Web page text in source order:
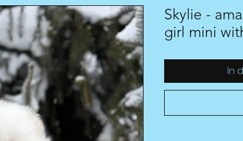
Skylie -
girl mini
In